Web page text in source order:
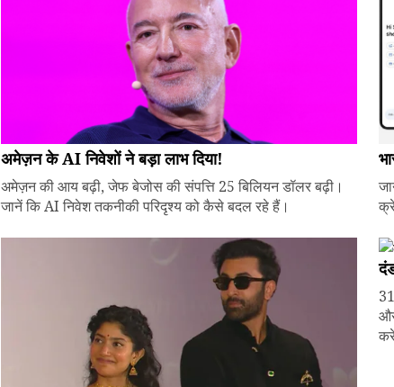
अमेज़न के AI निवेशों ने बड़ा लाभ दिया!
अमेज़न की आय बढ़ी, जेफ बेजोस की संपत्ति 25 बिलियन डॉलर बढ़ी।
जानें कि AI निवेश तकनीकी परिदृश्य को कैसे बदल रहे हैं।